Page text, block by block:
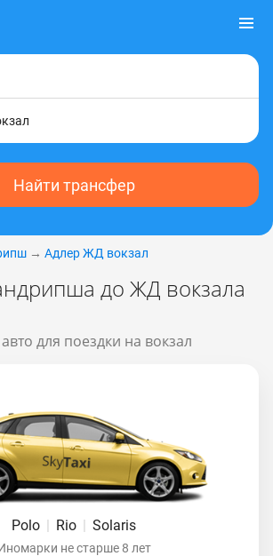
Найти трансфер
→ Адлер ЖД вокзал
до ЖД вокзала
для поездки на вокзал
Polo | Rio | Solaris
не старше 8 лет